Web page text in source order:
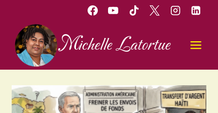
contenu
Michelle Latortue